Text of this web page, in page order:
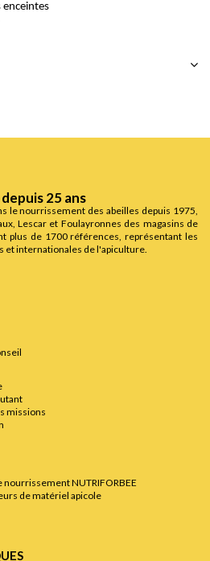
enceintes
25 ans
le nourrissement des abeilles depuis 1975,
Lescar et Foulayronnes des magasins de
plus de 1700 références, représentant les
et internationales de l'apiculture.
missions
NUTRIFORBEE
de matériel apicole